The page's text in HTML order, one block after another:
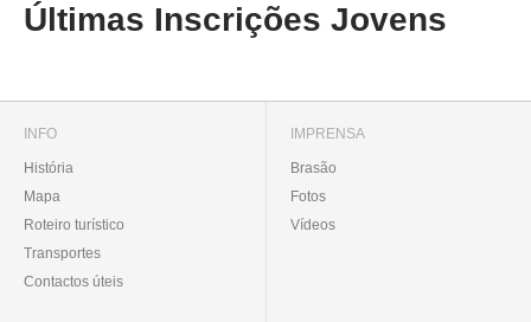
Últimas Inscrições Jovens
INFO
História
Mapa
Roteiro turístico
Transportes
Contactos úteis
IMPRENSA
Brasão
Fotos
Vídeos